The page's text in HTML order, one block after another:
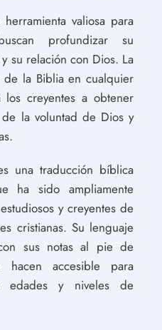
valiosa para
profundizar su
su relación con Dios. La
la Biblia en cualquier
creyentes a obtener
la voluntad de Dios y
una traducción bíblica
ha sido ampliamente
y creyentes de
cristianas. Su lenguaje
sus notas al pie de
hacen accesible para
edades y niveles de